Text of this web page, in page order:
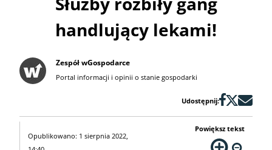
handlujący lekami!
Zespół wGospodarce
Portal informacji i opinii o stanie gospodarki
Udostępnij:
Opublikowano: 1 sierpnia 2022,
Powiększ tekst